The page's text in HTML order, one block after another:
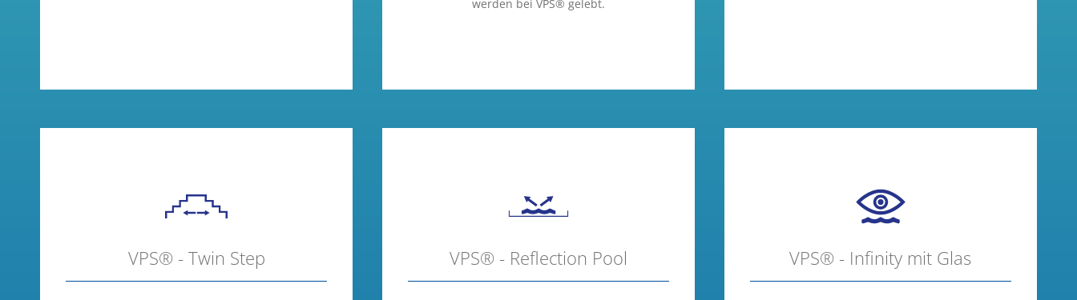
werden bei VPS® gelebt.
VPS® - Twin Step VPS® - Reflection Pool VPS® - Infinity mit Glas